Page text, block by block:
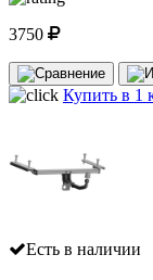
3750
Купить в 1
Есть в наличии